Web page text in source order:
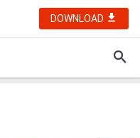
DOWNLOAD